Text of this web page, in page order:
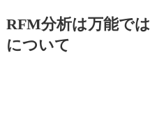
RFM分析は万能で
について